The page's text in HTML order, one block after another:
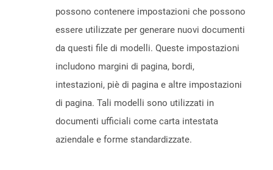
possono contenere impostazioni che possono
essere utilizzate per generare nuovi documenti
da questi file di modelli. Queste impostazioni
includono margini di pagina, bordi,
intestazioni, piè di pagina e altre impostazioni
di pagina. Tali modelli sono utilizzati in
documenti ufficiali come carta intestata
aziendale e forme standardizzate.